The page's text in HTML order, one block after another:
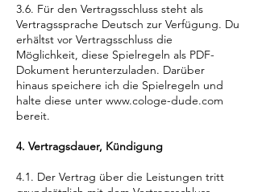
3.6. Für den Vertragsschluss steht als
Vertragssprache Deutsch zur Verfügung. Du
erhältst vor Vertragsschluss die
Möglichkeit, diese Spielregeln als PDF-
Dokument herunterzuladen. Darüber
hinaus speichere ich die Spielregeln und
halte diese unter www.cologe-dude.com
bereit.
4. Vertragsdauer, Kündigung
4.1. Der Vertrag über die Leistungen tritt